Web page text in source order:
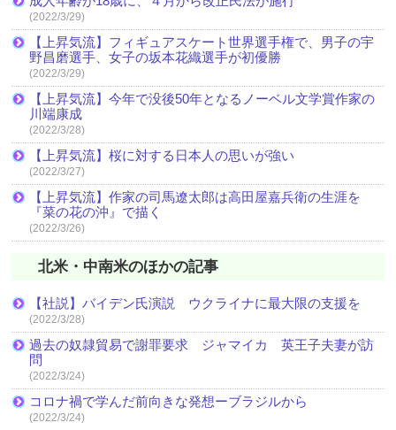
(2022/3/29)
【上昇気流】フィギュアスケート世界選手権で、男子の宇
野昌磨選手、女子の坂本花織選手が初優勝
(2022/3/29)
【上昇気流】今年で没後50年となるノーベル文学賞作家の
川端康成
(2022/3/28)
【上昇気流】桜に対する日本人の思いが強い
(2022/3/27)
【上昇気流】作家の司馬遼太郎は高田屋嘉兵衛の生涯を
『菜の花の沖』で描く
(2022/3/26)
北米・中南米のほかの記事
【社説】バイデン氏演説 ウクライナに最大限の支援を
(2022/3/28)
過去の奴隷貿易で謝罪要求 ジャマイカ 英王子夫妻が訪
問
(2022/3/24)
コロナ禍で学んだ前向きな発想ーブラジルから
(2022/3/24)